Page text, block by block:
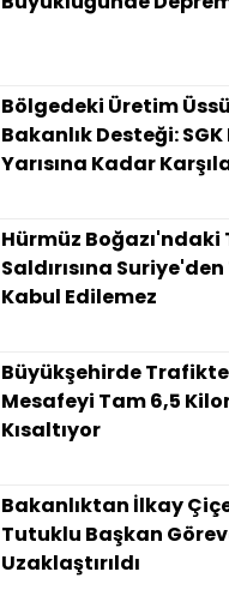
Bölgedeki Üretim
Bakanlık Desteği:
Yarısına Kadar
Hürmüz Boğazı'ndaki
Saldırısına
Kabul Edilemez
Büyükşehirde
Mesafeyi Tam 6,5
Kısaltıyor
Bakanlıktan İlkay
Tutuklu Başkan
Uzaklaştırıldı